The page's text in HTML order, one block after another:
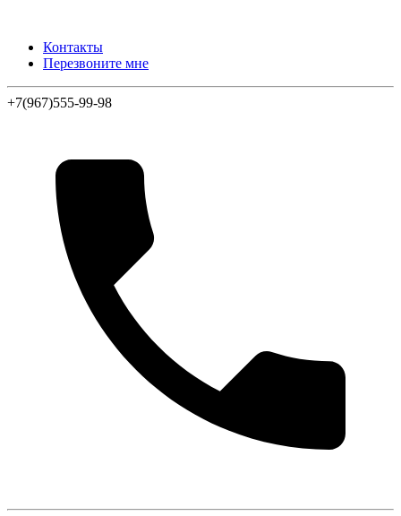
Контакты
Перезвоните мне
+7(967)555-99-98